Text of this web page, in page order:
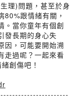
理)問題，甚至於身
80%跟情緒有關，
。當你童年有個創
發長期的身心失
因，可能要開始溯
走過呢？一起來看
創傷吧！